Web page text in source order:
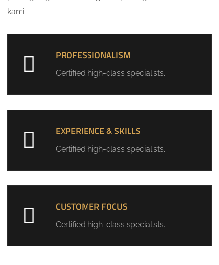
kami.
PROFESSIONALISM
Certified high-class specialists.
EXPERIENCE & SKILLS
Certified high-class specialists.
CUSTOMER FOCUS
Certified high-class specialists.